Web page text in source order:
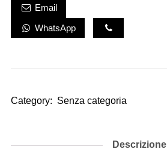
Email
WhatsApp
Category: Senza categoria
Descrizione